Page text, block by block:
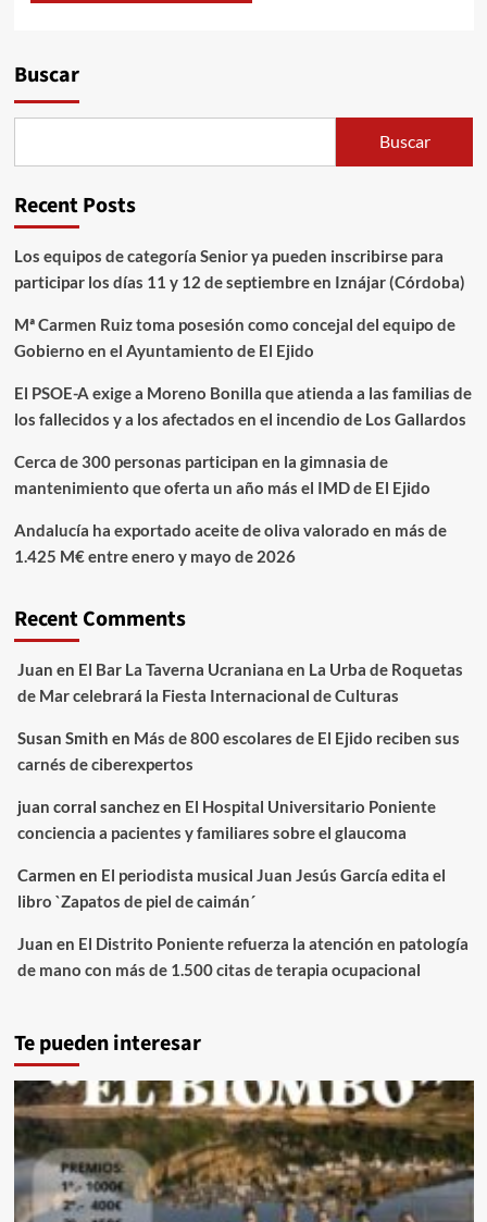
Buscar
Buscar
Recent Posts
Los equipos de categoría Senior ya pueden inscribirse para
participar los días 11 y 12 de septiembre en Iznájar (Córdoba)
Mª Carmen Ruiz toma posesión como concejal del equipo de
Gobierno en el Ayuntamiento de El Ejido
El PSOE-A exige a Moreno Bonilla que atienda a las familias de
los fallecidos y a los afectados en el incendio de Los Gallardos
Cerca de 300 personas participan en la gimnasia de
mantenimiento que oferta un año más el IMD de El Ejido
Andalucía ha exportado aceite de oliva valorado en más de
1.425 M€ entre enero y mayo de 2026
Recent Comments
Juan en El Bar La Taverna Ucraniana en La Urba de Roquetas
de Mar celebrará la Fiesta Internacional de Culturas
Susan Smith en Más de 800 escolares de El Ejido reciben sus
carnés de ciberexpertos
juan corral sanchezen El Hospital Universitario Poniente
conciencia a pacientes y familiares sobre el glaucoma
Carmen en El periodista musical Juan Jesús García edita el
libro `Zapatos de piel de caimán´
Juan en El Distrito Poniente refuerza la atención en patología
de mano con más de 1.500 citas de terapia ocupacional
Te pueden interesar